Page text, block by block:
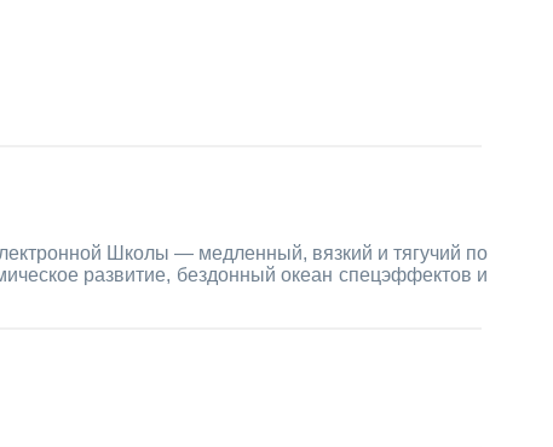
Школы — медленный, вязкий и тягучий по
развитие, бездонный океан спецэффектов и